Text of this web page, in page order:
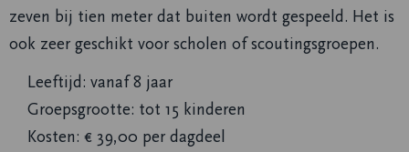
zeven bij tien meter dat buiten wordt gespeeld. Het is
ook zeer geschikt voor scholen of scoutingsgroepen.
Leeftijd: vanaf 8 jaar
Groepsgrootte: tot 15 kinderen
Kosten: € 39,00 per dagdeel